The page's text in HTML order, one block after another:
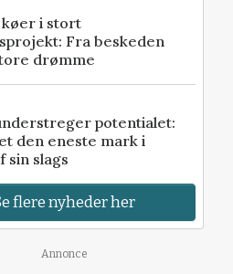
i stort
Fra beskeden
drømme
potentialet:
den eneste mark i
sin slags
flere nyheder her
Annonce